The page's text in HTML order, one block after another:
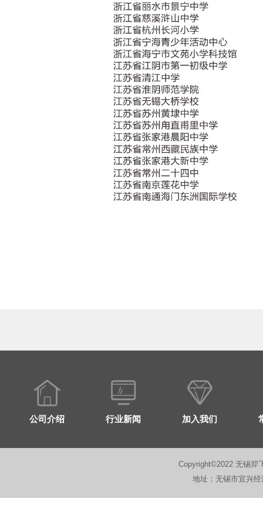
公司介绍 行业新闻 加入我们
Copyright©2022 无锡羿
地址：无锡市宜兴